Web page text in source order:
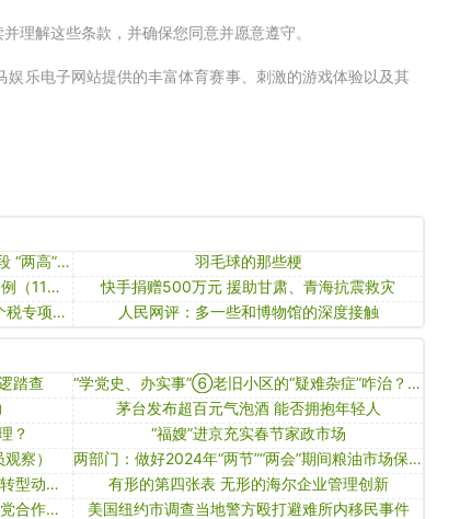
理解这些条款，并确保您同意并愿意遵守。
乐电子网站提供的丰富体育赛事、刺激的游戏体验以及其
签订“阴阳合同”首次被明确列举为逃税手段 “两高”发布司法解释
羽毛球的那些梗
【境内疫情观察】内蒙古新增21例本土病例（11月29日）
快手捐赠500万元 援助甘肃、青海抗震救灾
「中国政府网」分别提高1000元！三项个税专项附加扣除标准调整 人民网评：多一些和博物馆的深度接触
踏查
“学党史、办实事”⑥老旧小区的“疑难杂症”咋治？各地“药方”来了
茅台发布超百元气泡酒 能否拥抱年轻人
？
“福嫂”进京充实春节家政市场
察）
两部门：做好2024年“两节”“两会”期间粮油市场保供稳价工作
新时代中国调研行丨唐山：长城脚下经济转型动力足
有形的第四张表 无形的海尔企业管理创新
人民网评：不断开创新时代政协工作和多党合作事业新局面
美国纽约市调查当地警方殴打避难所内移民事件